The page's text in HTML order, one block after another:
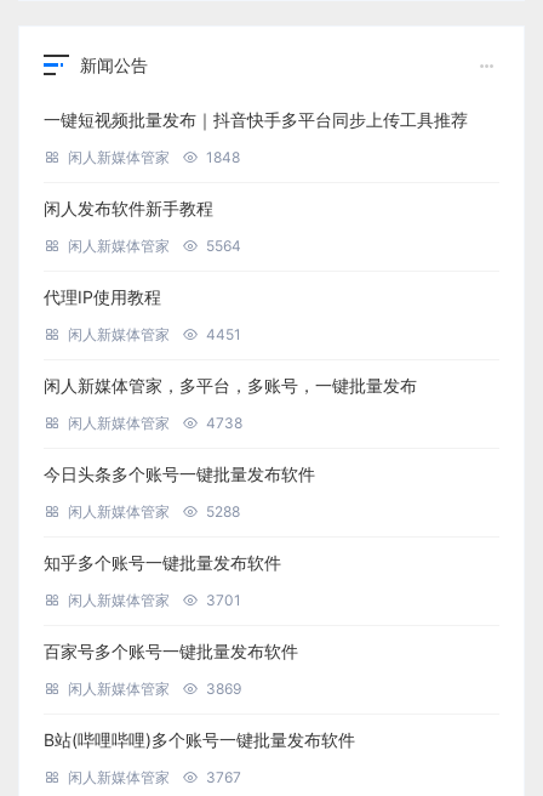
新闻公告
一键短视频批量发布｜抖音快手多平台同步上传工具推荐
闲人新媒体管家 1848
闲人发布软件新手教程
闲人新媒体管家 5564
代理IP使用教程
闲人新媒体管家 4451
闲人新媒体管家，多平台，多账号，一键批量发布
闲人新媒体管家 4738
今日头条多个账号一键批量发布软件
闲人新媒体管家 5288
知乎多个账号一键批量发布软件
闲人新媒体管家 3701
百家号多个账号一键批量发布软件
闲人新媒体管家 3869
B站(哔哩哔哩)多个账号一键批量发布软件
闲人新媒体管家 3767